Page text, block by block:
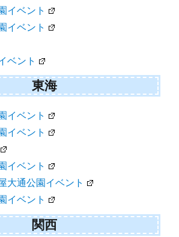
イベント
イベント
ベント
東海
イベント
イベント
イベント
大通公園イベント
イベント
関西